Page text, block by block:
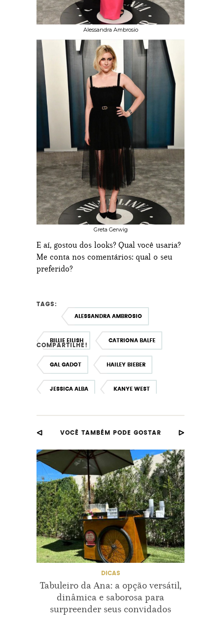
Alessandra Ambrosio
Greta Gerwig
E aí, gostou dos looks? Qual você usaria?
Me conta nos comentários: qual o seu
preferido?
TAGS:
ALESSANDRA AMBROSIO
BILLIE EILISH CATRIONA BALFE
GAL GADOT HAILEY BIEBER
JESSICA ALBA KANYE WEST
NICKY HILTON OSCAR 2020
OSCARS 2020 REBEL WILSON
RENÉE ZELLWEGER SANDRA OH
STELLA MAXWELL SYDNEY SWEENEY
VANESSA HUDGENS
COMPARTILHE!
VOCÊ TAMBÉM PODE GOSTAR
DICAS
Tabuleiro da Ana: a opção versátil,
dinâmica e saborosa para
surpreender seus convidados